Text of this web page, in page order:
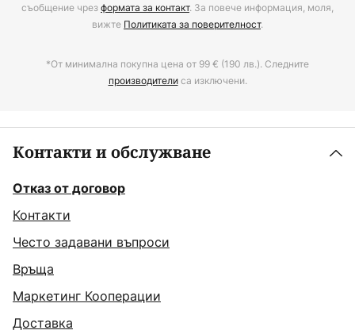
съобщение чрезформата за контакт. За повече информация, моля,
вижте Политиката за поверителност.
*От минимална покупна цена от 99 € (190 лв.). Следните
производителиса изключени.
Контакти и обслужване
Отказ от договор
Контакти
Често задавани въпроси
Връща
Маркетинг Кооперации
Доставка